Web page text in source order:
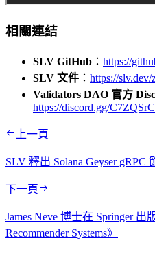
相關連結
SLV GitHub ： https://
SLV 文件 ： https://
Validators DAO 官方
https://discord.gg/
上一頁
SLV 釋出 Solana Geyser gRPC
下一頁
James Neve 博士在 Springer 出
Recommender Systems》